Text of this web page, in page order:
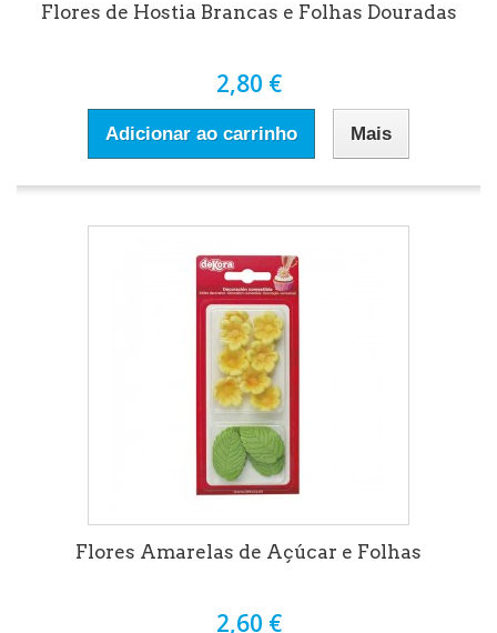
Flores de Hostia Brancas e Folhas Douradas
2,80 €
Adicionar ao carrinho Mais
Flores Amarelas de Açúcar e Folhas
2,60 €